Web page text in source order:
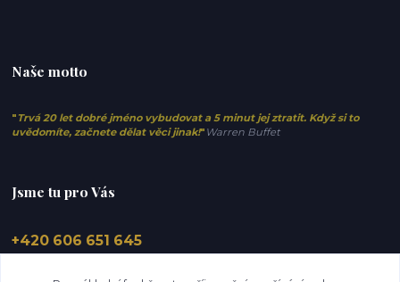
Naše motto
" Trvá 20 let dobré jméno vybudovat a 5 minut jej ztratit. Když si to
uvědomíte, začnete dělat věci jinak!" Warren Buffet
Jsme tu pro Vás
+420 606 651 645